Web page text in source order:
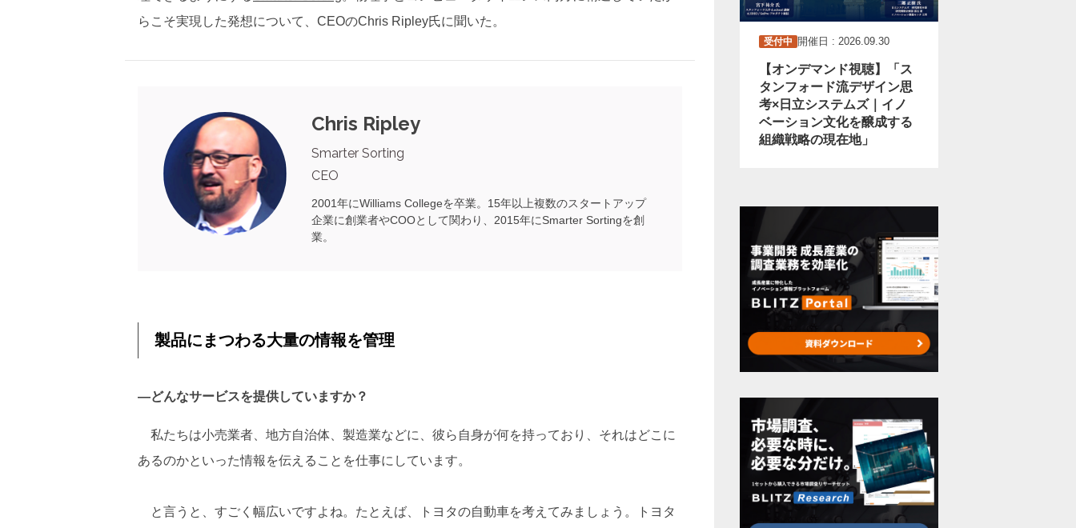
らこそ実現した発想について、CEOのChris Ripley氏に聞いた。
Chris Ripley
Smarter Sorting
CEO
2001年にWilliams Collegeを卒業。15年以上複数のスタートアップ
企業に創業者やCOOとして関わり、2015年にSmarter Sortingを創
業。
製品にまつわる大量の情報を管理
―どんなサービスを提供していますか？
私たちは小売業者、地方自治体、製造業などに、彼ら自身が何を持っており、それはどこに
あるのかといった情報を伝えることを仕事にしています。
と言うと、すごく幅広いですよね。たとえば、トヨタの自動車を考えてみましょう。トヨタ
受付中 開催日 : 2026.09.30
【オンデマンド視聴】「ス
タンフォード流デザイン思
考×日立システムズ｜イノ
ベーション文化を醸成する
組織戦略の現在地」